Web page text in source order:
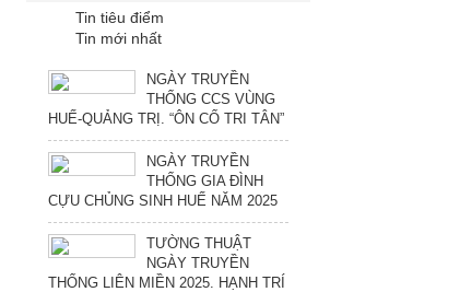
Tin tiêu điểm
Tin mới nhất
NGÀY TRUYỀN
THỐNG CCS VÙNG
HUẾ-QUẢNG TRỊ. “ÔN CỐ TRI TÂN”
NGÀY TRUYỀN
THỐNG GIA ĐÌNH
CỰU CHỦNG SINH HUẾ NĂM 2025
TƯỜNG THUẬT
NGÀY TRUYỀN
THỐNG LIÊN MIỀN 2025. HẠNH TRÍ